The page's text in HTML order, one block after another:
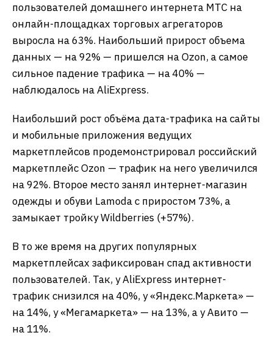
пользователей домашнего интернета МТС на
онлайн-площадках торговых агрегаторов
выросла на 63%. Наибольший прирост объема
данных — на 92% — пришелся на Ozon, а самое
сильное падение трафика — на 40% —
наблюдалось на AliExpress.
Наибольший рост объёма дата-трафика на сайты
и мобильные приложения ведущих
маркетплейсов продемонстрировал российский
маркетплейс Ozon — трафик на него увеличился
на 92%. Второе место занял интернет-магазин
одежды и обуви Lamoda с приростом 73%, а
замыкает тройку Wildberries (+57%).
В то же время на других популярных
маркетплейсах зафиксирован спад активности
пользователей. Так, у AliExpress интернет-
трафик снизился на 40%, у «Яндекс.Маркета» —
на 14%, у «Мегамаркета» — на 13%, а у Авито —
на 11%.